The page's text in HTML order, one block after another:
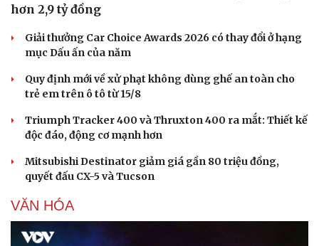
hơn 2,9 tỷ đồng
Giải thưởng Car Choice Awards 2026 có thay đổi ở hạng
mục Dấu ấn của năm
Quy định mới về xử phạt không dùng ghế an toàn cho
trẻ em trên ô tô từ 15/8
Triumph Tracker 400 và Thruxton 400 ra mắt: Thiết kế
độc đáo, động cơ mạnh hơn
Mitsubishi Destinator giảm giá gần 80 triệu đồng,
quyết đấu CX-5 và Tucson
VĂN HÓA